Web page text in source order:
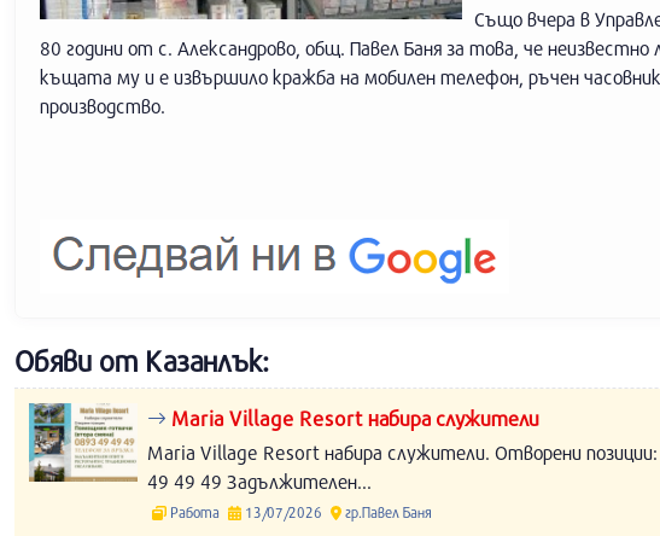
Също вчера в
80 години от с. Александрово, общ. Павел Баня за това, че
къщата му и е извършило кражба на мобилен телефон, ръчен
производство.
Обяви от Казанлък:
Maria Village Resort набира служители
Maria Village Resort набира служители. Отворени
49 49 49 Задължителен...
Работа 13/07/2026 гр.Павел Баня